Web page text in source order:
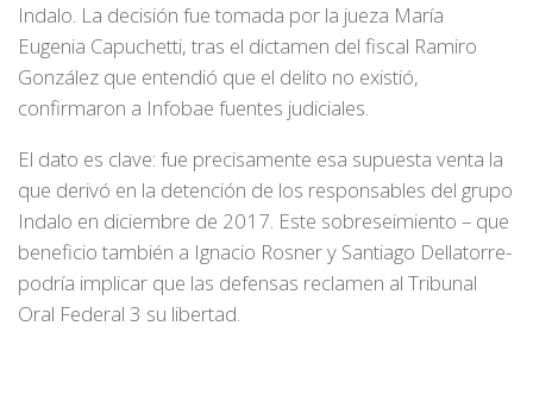
Indalo. La decisión fue tomada por la jueza María
Eugenia Capuchetti, tras el dictamen del fiscal Ramiro
González que entendió que el delito no existió,
confirmaron a Infobae fuentes judiciales.
El dato es clave: fue precisamente esa supuesta venta la
que derivó en la detención de los responsables del grupo
Indalo en diciembre de 2017. Este sobreseimiento – que
beneficio también a Ignacio Rosner y Santiago Dellatorre-
podría implicar que las defensas reclamen al Tribunal
Oral Federal 3 su libertad.